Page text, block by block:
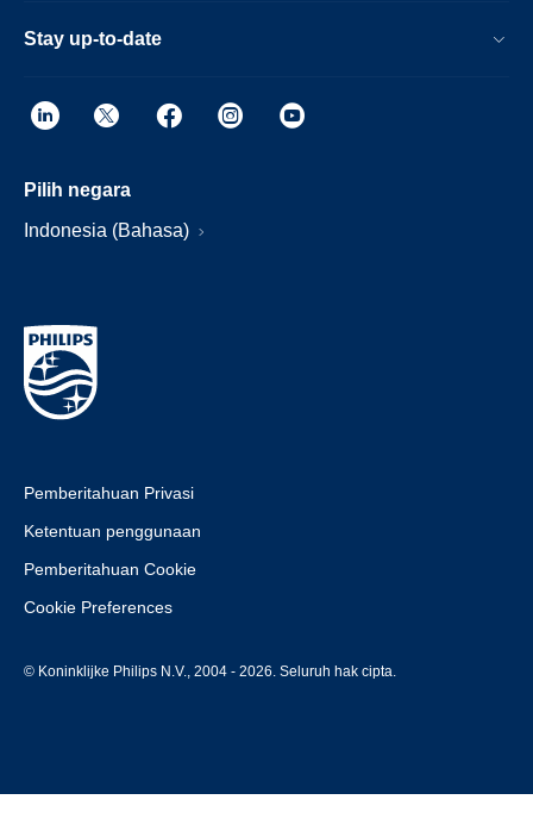
Stay up-to-date
Pilih negara
Indonesia (Bahasa)
Pemberitahuan Privasi
Ketentuan penggunaan
Pemberitahuan Cookie
Cookie Preferences
© Koninklijke Philips N.V., 2004 - 2026. Seluruh hak cipta.